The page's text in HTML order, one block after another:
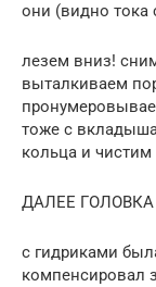
они (видно тока
лезем вниз!
выталкиваем
тоже с
кольца и чистим
ДАЛЕЕ ГОЛОВКА
с гидриками
компенсировал